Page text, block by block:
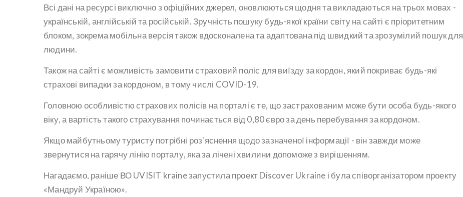
Всі дані на ресурсі виключно з офіційних джерел, оновлюються щодня та викладаються на трьох мовах -
українській, англійській та російській. Зручність пошуку будь-якої країни світу на сайті є пріоритетним
блоком, зокрема мобільна версія також вдосконалена та адаптована під швидкий та зрозумілий пошук для
людини.
Також на сайті є можливість замовити страховий поліс для виїзду за кордон, який покриває будь-які
страхові випадки за кордоном, в тому числі COVID-19.
Головною особливістю страхових полісів на порталі є те, що застрахованим може бути особа будь-якого
віку, а вартість такого страхування починається від 0,80 євро за день перебування за кордоном.
Якщо майбутньому туристу потрібні роз'яснення щодо зазначеної інформації - він завжди може
звернутися на гарячу лінію порталу, яка за лічені хвилини допоможе з вирішенням.
Нагадаємо, раніше ВО UVISIT kraine запустила проект Discover Ukraine і була співорганізатором проекту
«Мандруй Україною».